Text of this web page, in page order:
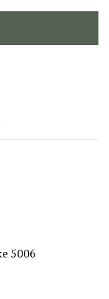
5006